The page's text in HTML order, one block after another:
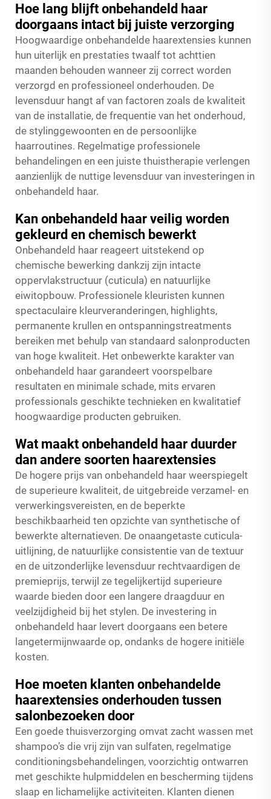
Hoe lang blijft onbehandeld haar
doorgaans intact bij juiste verzorging
Hoogwaardige onbehandelde haarextensies kunnen
hun uiterlijk en prestaties twaalf tot achttien
maanden behouden wanneer zij correct worden
verzorgd en professioneel onderhouden. De
levensduur hangt af van factoren zoals de kwaliteit
van de installatie, de frequentie van het onderhoud,
de stylinggewoonten en de persoonlijke
haarroutines. Regelmatige professionele
behandelingen en een juiste thuistherapie verlengen
aanzienlijk de nuttige levensduur van investeringen in
onbehandeld haar.
Kan onbehandeld haar veilig worden
gekleurd en chemisch bewerkt
Onbehandeld haar reageert uitstekend op
chemische bewerking dankzij zijn intacte
oppervlakstructuur (cuticula) en natuurlijke
eiwitopbouw. Professionele kleuristen kunnen
spectaculaire kleurveranderingen, highlights,
permanente krullen en ontspanningstreatments
bereiken met behulp van standaard salonproducten
van hoge kwaliteit. Het onbewerkte karakter van
onbehandeld haar garandeert voorspelbare
resultaten en minimale schade, mits ervaren
professionals geschikte technieken en kwalitatief
hoogwaardige producten gebruiken.
Wat maakt onbehandeld haar duurder
dan andere soorten haarextensies
De hogere prijs van onbehandeld haar weerspiegelt
de superieure kwaliteit, de uitgebreide verzamel- en
verwerkingsvereisten, en de beperkte
beschikbaarheid ten opzichte van synthetische of
bewerkte alternatieven. De onaangetaste cuticula-
uitlijning, de natuurlijke consistentie van de textuur
en de uitzonderlijke levensduur rechtvaardigen de
premieprijs, terwijl ze tegelijkertijd superieure
waarde bieden door een langere draagduur en
veelzijdigheid bij het stylen. De investering in
onbehandeld haar levert doorgaans een betere
langetermijnwaarde op, ondanks de hogere initiële
kosten.
Hoe moeten klanten onbehandelde
haarextensies onderhouden tussen
salonbezoeken door
Een goede thuisverzorging omvat zacht wassen met
shampoo’s die vrij zijn van sulfaten, regelmatige
conditioningsbehandelingen, voorzichtig ontwarren
met geschikte hulpmiddelen en bescherming tijdens
slaap en lichamelijke activiteiten. Klanten dienen